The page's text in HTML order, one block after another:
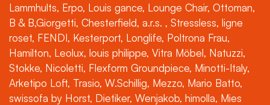
Lammhults, Erpo, Louis gance, Lounge Chair, Ottoman,
B & B,Giorgetti, Chesterfield, a.r.s. , Stressless, ligne
roset, FENDI, Kesterport, Longlife, Poltrona Frau,
Hamilton, Leolux, louis philippe, Vitra Möbel, Natuzzi,
Stokke, Nicoletti, Flexform Groundpiece, Minotti-Italy,
Arketipo Loft, Trasio, W.Schillig, Mezzo, Mario Batto,
swissofa by Horst, Dietiker, Wenjakob, himolla, Mies